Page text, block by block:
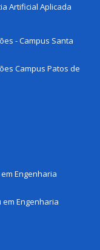
Artificial Aplicada
- Campus Santa
Campus Patos de
Engenharia
Engenharia